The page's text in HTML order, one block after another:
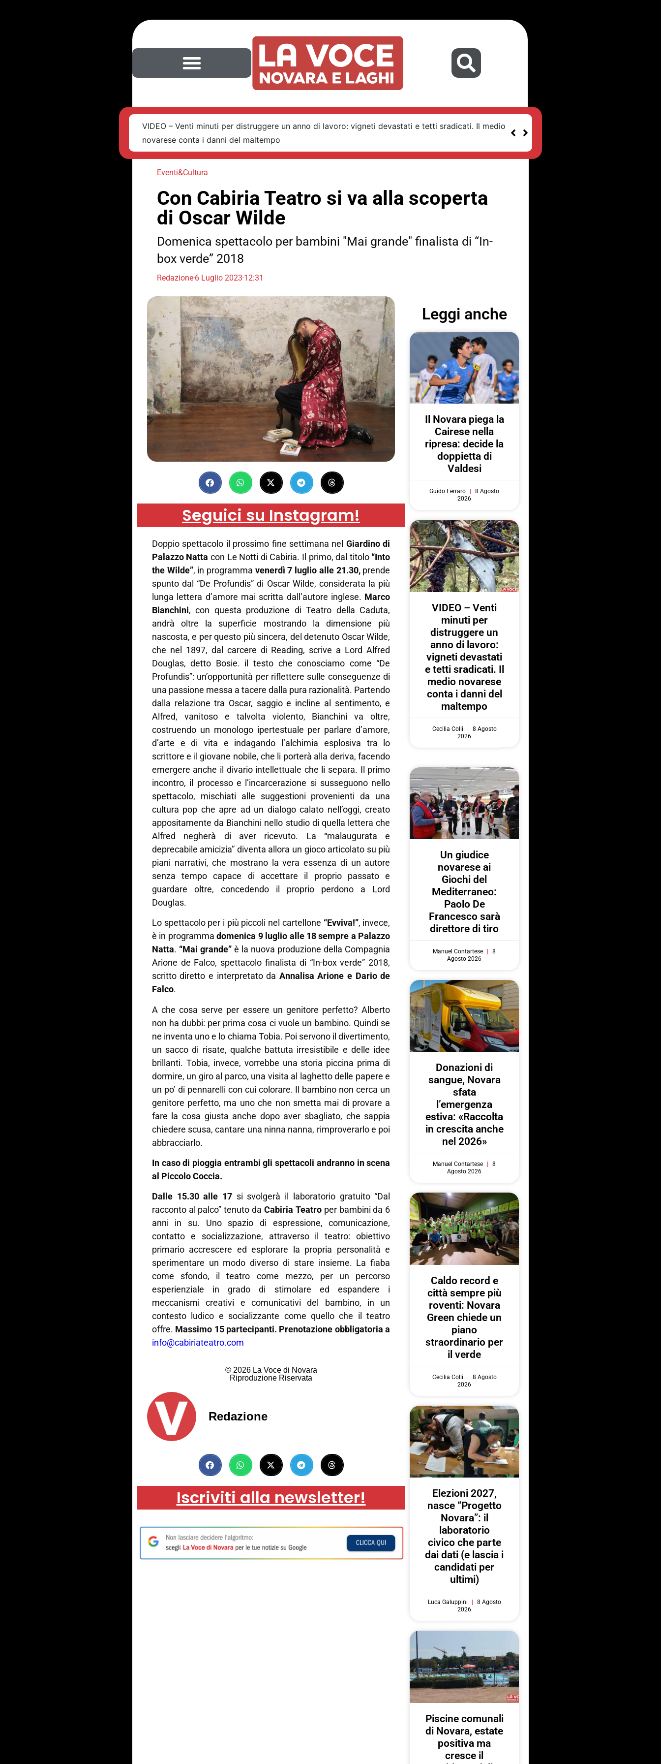
VIDEO – Venti minuti per distruggere un anno di lavoro: vigneti devastati e tetti sradicati. Il medio
novarese conta i danni del maltempo
Eventi&Cultura
Con Cabiria Teatro si va alla scoperta
di Oscar Wilde
Domenica spettacolo per bambini "Mai grande" finalista di “In-
box verde” 2018
Redazione6 Luglio 202312:31
Seguici su Instagram!
Doppio spettacolo il prossimo fine settimana nel Giardino di
Palazzo Natta con Le Notti di Cabiria. Il primo, dal titolo “Into
the Wilde”, in programma venerdì7 luglio alle 21.30,prende
spunto dal “De Profundis” di Oscar Wilde, considerata la più
lunga lettera d’amore mai scritta dall’autore inglese. Marco
Bianchini, con questa produzione di Teatro della Caduta,
andrà oltre la superficie mostrando la dimensione più
nascosta, e per questo più sincera, del detenuto Oscar Wilde,
che nel 1897, dal carcere di Reading, scrive a Lord Alfred
Douglas, detto Bosie. il testo che conosciamo come “De
Profundis”: un’opportunità per riflettere sulle conseguenze di
una passione messa a tacere dalla pura razionalità. Partendo
dalla relazione tra Oscar, saggio e incline al sentimento, e
Alfred, vanitoso e talvolta violento, Bianchini va oltre,
costruendo un monologo ipertestuale per parlare d’amore,
d’arte e di vita e indagando l’alchimia esplosiva tra lo
scrittore e il giovane nobile, che li porterà alla deriva, facendo
emergere anche il divario intellettuale che li separa. Il primo
incontro, il processo e l’incarcerazione si susseguono nello
spettacolo, mischiati alle suggestioni provenienti da una
cultura pop che apre ad un dialogo calato nell’oggi, creato
appositamente da Bianchini nello studio di quella lettera che
Alfred negherà di aver ricevuto. La “malaugurata e
deprecabile amicizia” diventa allora un gioco articolato su più
piani narrativi, che mostrano la vera essenza di un autore
senza tempo capace di accettare il proprio passato e
guardare oltre, concedendo il proprio perdono a Lord
Douglas.
Lo spettacolo per i più piccoli nel cartellone “Evviva!”, invece,
è in programmadomenica 9luglio alle 18sempre a Palazzo
Natta. “Mai grande”è la nuova produzione della Compagnia
Arione de Falco, spettacolo finalista di “In-box verde” 2018,
scritto diretto e interpretato da Annalisa Arione e Dario de
Falco.
A che cosa serve per essere un genitore perfetto? Alberto
non ha dubbi: per prima cosa ci vuole un bambino. Quindi se
ne inventa uno e lo chiama Tobia. Poi servono il divertimento,
un sacco di risate, qualche battuta irresistibile e delle idee
brillanti. Tobia, invece, vorrebbe una storia piccina prima di
dormire, un giro al parco, una visita al laghetto delle papere e
un po’ di pennarelli con cui colorare. Il bambino non cerca un
genitore perfetto, ma uno che non smetta mai di provare a
fare la cosa giusta anche dopo aver sbagliato, che sappia
chiedere scusa, cantare una ninna nanna, rimproverarlo e poi
abbracciarlo.
In caso di pioggia entrambi gli spettacoli andranno in scena
al Piccolo Coccia.
Dalle 15.30 alle 17si svolgerà il laboratorio gratuito “Dal
racconto al palco” tenuto daCabiria Teatroper bambini da 6
anni in su. Uno spazio di espressione, comunicazione,
contatto e socializzazione, attraverso il teatro: obiettivo
primario accrescere ed esplorare la propria personalità e
sperimentare un modo diverso di stare insieme. La fiaba
come sfondo, il teatro come mezzo, per un percorso
esperienziale in grado di stimolare ed espandere i
meccanismi creativi e comunicativi del bambino, in un
contesto ludico e socializzante come quello che il teatro
offre. Massimo 15 partecipanti. Prenotazione obbligatoria a
info@cabiriateatro.com
© 2026 La Voce di Novara
Riproduzione Riservata
Redazione
Iscriviti alla newsletter!
Leggi anche
Il Novara piega la
Cairese nella
ripresa: decide la
doppietta di
Valdesi
Guido Ferraro
8 Agosto
2026
VIDEO – Venti
minuti per
distruggere un
anno di lavoro:
vigneti devastati
e tetti sradicati. Il
medio novarese
conta i danni del
maltempo
Cecilia Colli
8 Agosto
2026
Un giudice
novarese ai
Giochi del
Mediterraneo:
Paolo De
Francesco sarà
direttore di tiro
Manuel Contartese
8
Agosto 2026
Donazioni di
sangue, Novara
sfata
l’emergenza
estiva: «Raccolta
in crescita anche
nel 2026»
Manuel Contartese
8
Agosto 2026
Caldo record e
città sempre più
roventi: Novara
Green chiede un
piano
straordinario per
il verde
Cecilia Colli
8 Agosto
2026
Elezioni 2027,
nasce “Progetto
Novara”: il
laboratorio
civico che parte
dai dati (e lascia i
candidati per
ultimi)
Luca Galuppini
8 Agosto
2026
Piscine comunali
di Novara, estate
positiva ma
cresce il